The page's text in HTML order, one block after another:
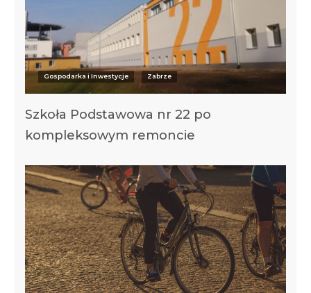
Gospodarka i Inwestycje Zabrze
Szkoła Podstawowa nr 22 po
kompleksowym remoncie